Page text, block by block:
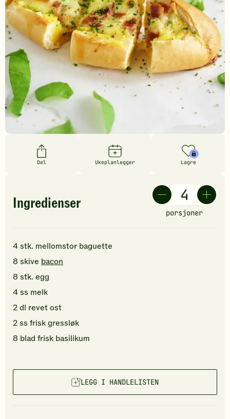
Del Ukeplanlegger Lagre
Ingredienser
porsjoner
4stk. mellomstor baguette
8 skive bacon
8 stk. egg
4ss melk
2dl revet ost
2ss frisk gressløk
8 blad frisk basilikum
LEGG I HANDLELISTEN